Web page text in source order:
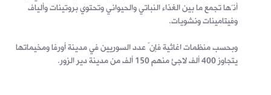
أنّها تجمع ما بين الغذاء النباتي والحيواني وتحتوي بروتينات وألياف
وفيتامينات ونشويات.
وبحسب منظمات اغاثية فإنّ عدد السوريين في مدينة أورفا ومخيماتها
يتجاوز 400 ألف لاجئ منهم 150 ألف من مدينة دير الزور.